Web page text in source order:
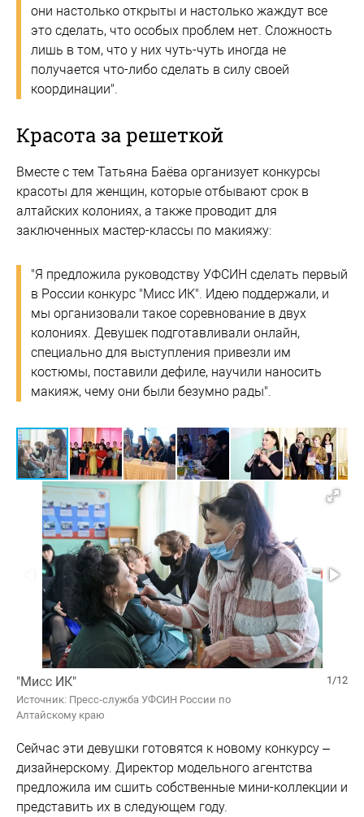
они настолько открыты и настолько жаждут все
это сделать, что особых проблем нет. Сложность
лишь в том, что у них чуть-чуть иногда не
получается что-либо сделать в силу своей
координации".
Красота за решеткой
Вместе с тем Татьяна Баёва организует конкурсы
красоты для женщин, которые отбывают срок в
алтайских колониях, а также проводит для
заключенных мастер-классы по макияжу:
"Я предложила руководству УФСИН сделать первый
в России конкурс "Мисс ИК". Идею поддержали, и
мы организовали такое соревнование в двух
колониях. Девушек подготавливали онлайн,
специально для выступления привезли им
костюмы, поставили дефиле, научили наносить
макияж, чему они были безумно рады".
1/12
"Мисс ИК"
Источник: Пресс-служба УФСИН России по
Алтайскому краю
Сейчас эти девушки готовятся к новому конкурсу –
дизайнерскому. Директор модельного агентства
предложила им сшить собственные мини-коллекции и
представить их в следующем году.